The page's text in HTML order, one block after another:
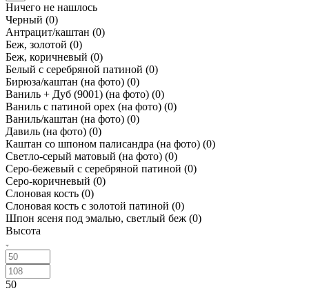
Ничего не нашлось
Черный (0)
Антрацит/каштан (0)
Беж, золотой (0)
Беж, коричневый (0)
Белый с серебряной патиной (0)
Бирюза/каштан (на фото) (0)
Ваниль + Дуб (9001) (на фото) (0)
Ваниль с патиной орех (на фото) (0)
Ваниль/каштан (на фото) (0)
Давиль (на фото) (0)
Каштан со шпоном палисандра (на фото) (0)
Светло-серый матовый (на фото) (0)
Серо-бежевый с серебряной патиной (0)
Серо-коричневый (0)
Слоновая кость (0)
Слоновая кость с золотой патиной (0)
Шпон ясеня под эмалью, светлый беж (0)
Высота
50